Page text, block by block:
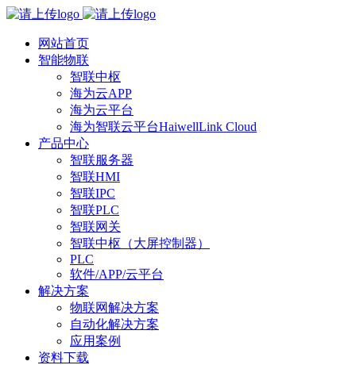
网站首页
智能物联
智联中枢
海为云APP
海为云平台
海为智联云平台HaiwellLink Cloud
产品中心
智联服务器
智联HMI
智联IPC
智联PLC
智联网关
智联中枢（大屏控制器）
PLC
软件/APP/云平台
解决方案
物联网解决方案
自动化解决方案
应用案例
资料下载